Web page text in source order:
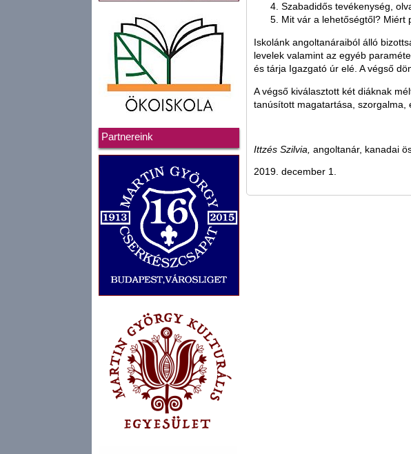
Partnereink
Szabadidős tevékenység,
Mit vár a lehetőségtől? Miért
Iskolánk angoltanáraiból álló
levelek valamint az egyéb
és tárja Igazgató úr elé. A végső
A végső kiválasztott két diáknak
tanúsított magatartása, szorgalma,
Ittzés Szilvia, angoltanár, kanadai
2019. december 1.